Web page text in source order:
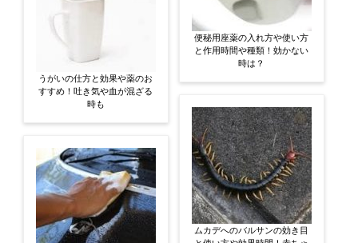
うがいの仕方と効果や薬のお
すすめ！吐き気や血が混ざる
時も
便秘用座薬の入れ方や使い方
と作用時間や種類！効かない
時は？
ムカデへのバルサンの効き目